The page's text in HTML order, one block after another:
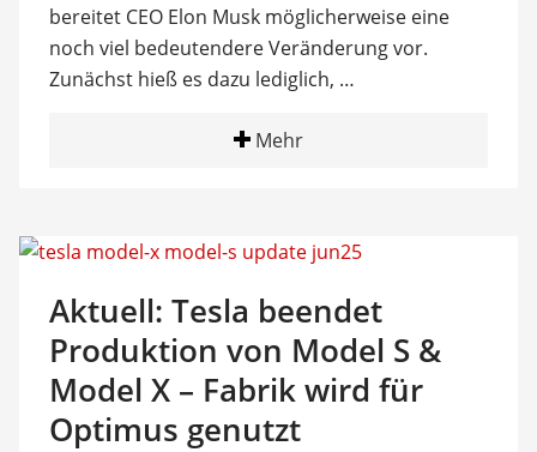
bereitet CEO Elon Musk möglicherweise eine
noch viel bedeutendere Veränderung vor.
Zunächst hieß es dazu lediglich, …
Mehr
Aktuell: Tesla beendet
Produktion von Model S &
Model X – Fabrik wird für
Optimus genutzt